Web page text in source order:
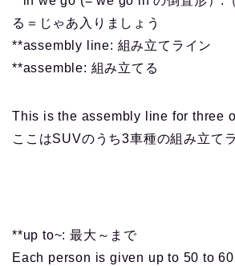
る＝じゃあ入りましょう
**assembly line: 組み立てライン
**assemble: 組み立てる
This is the assembly line for three
ここはSUVのうち3車種の組み立て
**up to~: 最大～まで
Each person is given up to 50 to